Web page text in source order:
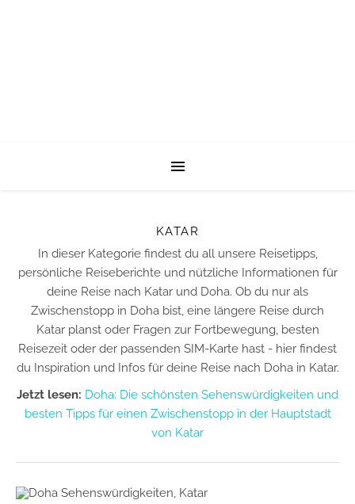
KATAR
In dieser Kategorie findest du all unsere Reisetipps,
persönliche Reiseberichte und nützliche Informationen für
deine Reise nach Katar und Doha. Ob du nur als
Zwischenstopp in Doha bist, eine längere Reise durch
Katar planst oder Fragen zur Fortbewegung, besten
Reisezeit oder der passenden SIM-Karte hast - hier findest
du Inspiration und Infos für deine Reise nach Doha in Katar.
Jetzt lesen: Doha: Die schönsten Sehenswürdigkeiten und
besten Tipps für einen Zwischenstopp in der Hauptstadt
von Katar